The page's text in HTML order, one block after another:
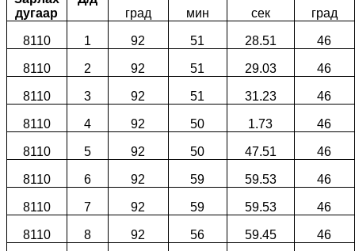
дугаар
град мин сек град
8110 1 92 51 28.51 46
8110 2 92 51 29.03 46
8110 3 92 51 31.23 46
8110 4 92 50 1.73 46
8110 5 92 50 47.51 46
8110 6 92 59 59.53 46
8110 7 92 59 59.53 46
8110 8 92 56 59.45 46